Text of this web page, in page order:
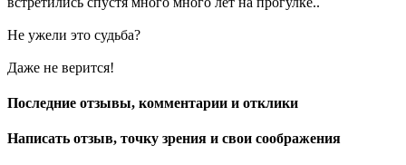
Не ужели это судьба?
Даже не верится!
Последние отзывы, комментарии и отклики
Написать отзыв, точку зрения и свои соображения